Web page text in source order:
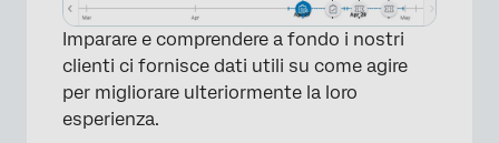
Imparare e comprendere a fondo i nostri
clienti ci fornisce dati utili su come agire
per migliorare ulteriormente la loro
esperienza.